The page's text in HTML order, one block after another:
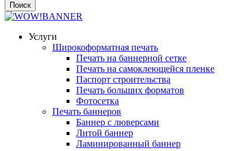
Поиск
Услуги
Широкоформатная печать
Печать на баннерной сетке
Печать на самоклеющейся пленке
Паспорт строительства
Печать больших форматов
Фотосетка
Печать баннеров
Баннер с люверсами
Литой баннер
Ламинированный баннер